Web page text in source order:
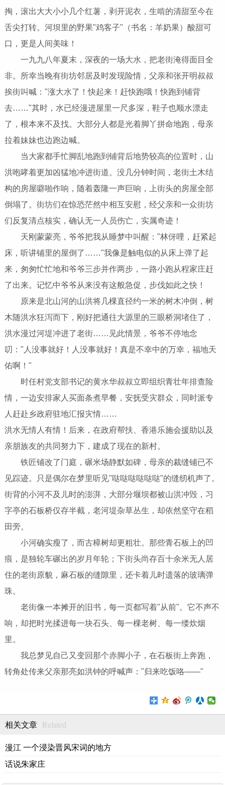
掏，滚出大大小小几个红薯，剥开泥衣，生啃的清甜至今在
舌尖打转。河坝里的野果"鸡客子"（书名：羊奶果）酸甜可
口，更是人间美味！
一九九八年夏末，深夜的一场大水，把老街淹得面目全
非。所幸当晚有街坊邻居及时发现险情，父亲和张开明叔叔
挨街叫喊："涨大水了！快起来！赶快跑哦！快跑到铺背
去……"其时，水已经漫进屋里一尺多深，鞋子也顺水漂走
了，根本来不及找。大部分人都是光着脚丫拼命地跑，母亲
拉着妹妹也边跑边喊。
当大家都手忙脚乱地跑到铺背后地势较高的位置时，山
洪咆哮着更加凶猛地冲进街道。没几分钟时间，老街土木结
构的房屋噼啪作响，随着轰隆一声巨响，上街头的房屋全部
倒塌了。街坊们在惊恐茫然中相互安慰，经父亲和一众街坊
们反复清点核实，确认无一人员伤亡，实属奇迹！
天刚蒙蒙亮，爷爷把我从睡梦中叫醒："林伢哩，赶紧起
床，听讲铺里的屋倒了……"我像是触电似的从床上弹了起
来，匆匆忙忙地和爷爷三步并作两步，一路小跑从程家庄赶
了出来。记忆中爷爷从来没有这般急促，步伐如此之快！
原来是北山河的山洪将几棵直径约一米的树木冲倒，树
木随洪水狂泻而下，刚好把通往大源里的三眼桥洞堵住了，
洪水漫过河堤冲进了老街……见此情景，爷爷不停地念
叨："人没事就好！人没事就好！真是不幸中的万幸，福地天
佑啊！"
时任村党支部书记的黄水华叔叔立即组织青壮年排查险
情，一边安排家人买面条煮早餐，安抚受灾群众，同时派专
人赶赴乡政府驻地汇报灾情……
洪水无情人有情！后来，在政府帮扶、香港乐施会援助以及
亲朋族友的共同努力下，建成了现在的新村。
铁匠铺改了门庭，碾米场静默如碑，母亲的裁缝铺已不
见踪迹。只是偶尔在梦里听见"哒哒哒哒哒哒"的缝纫机声了。
街背的小河不及儿时的澎湃，大部分堰坝都被山洪冲毁，习
字亭的石板桥仅存半截，老河堤杂草丛生，却依然坚守在稻
田旁。
小河确实瘦了，而古樟树却更粗壮。那些青石板上的凹
痕，是独轮车碾出的岁月年轮；下街头尚存百十余米无人居
住的老街原貌，麻石板的缝隙里，还卡着儿时遗落的玻璃弹
珠。
老街像一本摊开的旧书，每一页都写着"从前"。它不声不
响，却把时光揉进每一块石头、每一棵老树、每一缕炊烟
里。
我总梦见自己又变回那个赤脚小子，在石板街上奔跑，
转角处传来父亲那亮如洪钟的呼喊声："归来吃饭咯——"
相关文章 Related
漫江 一个浸染晋风宋词的地方
话说朱家庄